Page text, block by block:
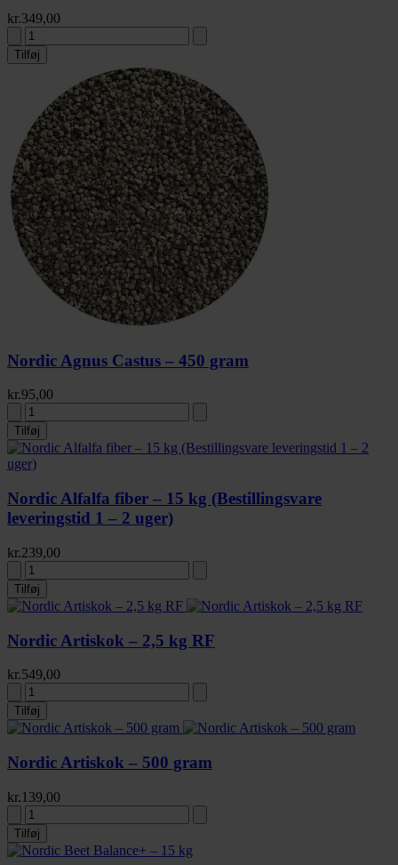
kr.349,00
Tilføj
Nordic Agnus Castus – 450 gram
kr.95,00
Tilføj
Nordic Alfalfa fiber – 15 kg (Bestillingsvare
leveringstid 1 – 2 uger)
kr.239,00
Tilføj
Nordic Artiskok – 2,5 kg RF
kr.549,00
Tilføj
Nordic Artiskok – 500 gram
kr.139,00
Tilføj